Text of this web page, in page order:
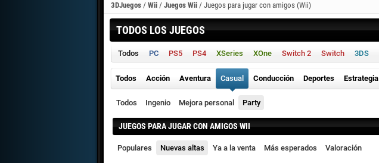
3DJuegos / Wii / Juegos Wii / Juegos para jugar con amigos (Wii)
TODOS LOS JUEGOS
Todos PC PS5 PS4 XSeries XOne Switch 2 Switch 3DS
Todos Acción Aventura Casual Conducción Deportes Estrategia
Todos Ingenio Mejora personal Party
JUEGOS PARA JUGAR CON AMIGOS WII
Populares Nuevas altas Ya a la venta Más esperados Valoración